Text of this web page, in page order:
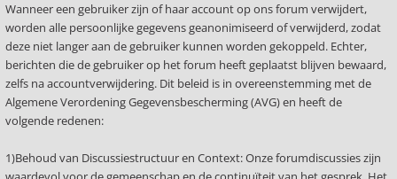
Wanneer een gebruiker zijn of haar account op ons forum verwijdert,
worden alle persoonlijke gegevens geanonimiseerd of verwijderd, zodat
deze niet langer aan de gebruiker kunnen worden gekoppeld. Echter,
berichten die de gebruiker op het forum heeft geplaatst blijven bewaard,
zelfs na accountverwijdering. Dit beleid is in overeenstemming met de
Algemene Verordening Gegevensbescherming (AVG) en heeft de
volgende redenen:
1)Behoud van Discussiestructuur en Context: Onze forumdiscussies zijn